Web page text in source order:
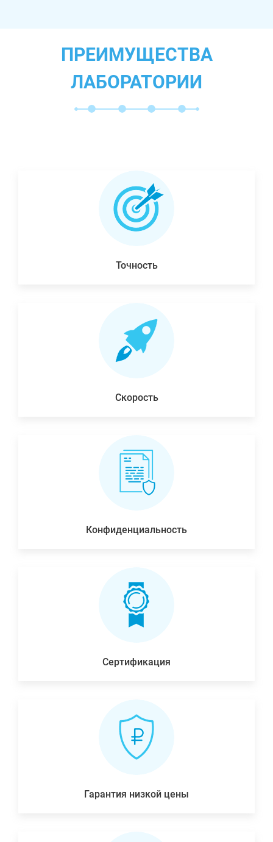
ПРЕИМУЩЕСТВА
ЛАБОРАТОРИИ
Точность
Скорость
Конфиденциальность
Сертификация
Гарантия низкой цены